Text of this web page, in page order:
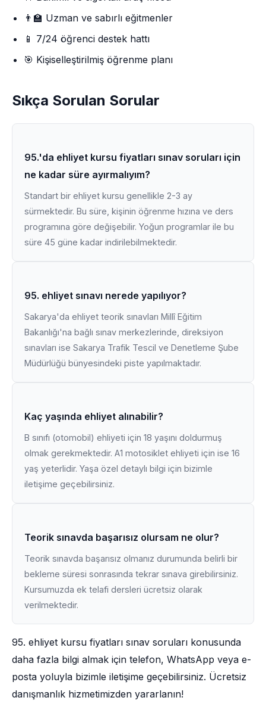
👨‍🏫 Uzman ve sabırlı eğitmenler
📱 7/24 öğrenci destek hattı
🎯 Kişiselleştirilmiş öğrenme planı
Sıkça Sorulan Sorular
95.'da ehliyet kursu fiyatları sınav soruları için
ne kadar süre ayırmalıyım?
Standart bir ehliyet kursu genellikle 2-3 ay
sürmektedir. Bu süre, kişinin öğrenme hızına ve ders
programına göre değişebilir. Yoğun programlar ile bu
süre 45 güne kadar indirilebilmektedir.
95. ehliyet sınavı nerede yapılıyor?
Sakarya'da ehliyet teorik sınavları Millî Eğitim
Bakanlığı'na bağlı sınav merkezlerinde, direksiyon
sınavları ise Sakarya Trafik Tescil ve Denetleme Şube
Müdürlüğü bünyesindeki piste yapılmaktadır.
Kaç yaşında ehliyet alınabilir?
B sınıfı (otomobil) ehliyeti için 18 yaşını doldurmuş
olmak gerekmektedir. A1 motosiklet ehliyeti için ise 16
yaş yeterlidir. Yaşa özel detaylı bilgi için bizimle
iletişime geçebilirsiniz.
Teorik sınavda başarısız olursam ne olur?
Teorik sınavda başarısız olmanız durumunda belirli bir
bekleme süresi sonrasında tekrar sınava girebilirsiniz.
Kursumuzda ek telafi dersleri ücretsiz olarak
verilmektedir.
95. ehliyet kursu fiyatları sınav soruları konusunda
daha fazla bilgi almak için telefon, WhatsApp veya e-
posta yoluyla bizimle iletişime geçebilirsiniz. Ücretsiz
danışmanlık hizmetimizden yararlanın!